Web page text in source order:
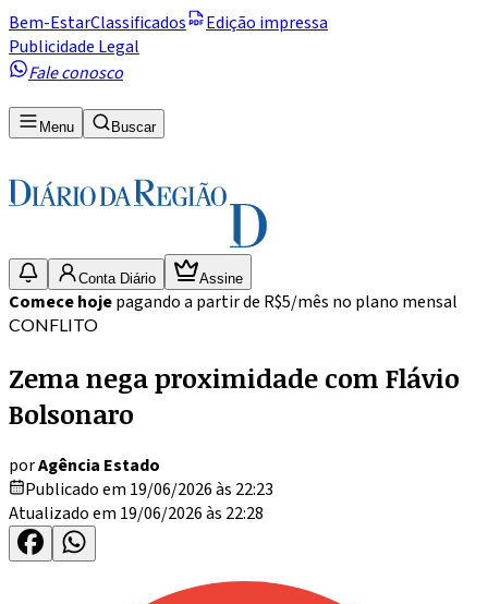
Bem-EstarClassificados
Edição impressa
Publicidade Legal
Fale conosco
Menu Buscar
Conta Diário Assine
Comece hojepagando a partir de R$5/mês no plano mensal
CONFLITO
Zema nega proximidade com Flávio
Bolsonaro
porAgência Estado
Publicado em 19/06/2026 às 22:23
Atualizado em 19/06/2026 às 22:28